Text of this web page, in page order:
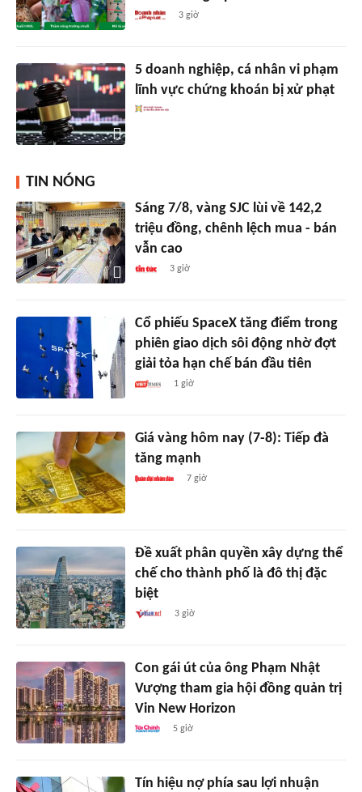
3 giờ
5 doanh nghiệp, cá nhân vi phạm
lĩnh vực chứng khoán bị xử phạt
TIN NÓNG
Sáng 7/8, vàng SJC lùi về 142,2
triệu đồng, chênh lệch mua - bán
vẫn cao
3 giờ
Cổ phiếu SpaceX tăng điểm trong
phiên giao dịch sôi động nhờ đợt
giải tỏa hạn chế bán đầu tiên
1 giờ
Giá vàng hôm nay (7-8): Tiếp đà
tăng mạnh
7 giờ
Đề xuất phân quyền xây dựng thể
chế cho thành phố là đô thị đặc
biệt
3 giờ
Con gái út của ông Phạm Nhật
Vượng tham gia hội đồng quản trị
Vin New Horizon
5 giờ
Tín hiệu nợ phía sau lợi nhuận